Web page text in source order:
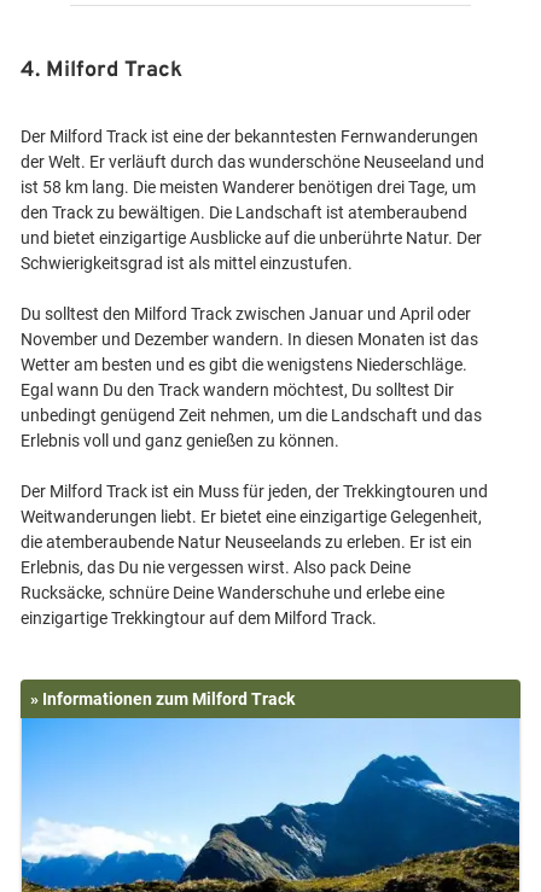
4. Milford Track
Der Milford Track ist eine der bekanntesten Fernwanderungen
der Welt. Er verläuft durch das wunderschöne Neuseeland und
ist 58 km lang. Die meisten Wanderer benötigen drei Tage, um
den Track zu bewältigen. Die Landschaft ist atemberaubend
und bietet einzigartige Ausblicke auf die unberührte Natur. Der
Schwierigkeitsgrad ist als mittel einzustufen.
Du solltest den Milford Track zwischen Januar und April oder
November und Dezember wandern. In diesen Monaten ist das
Wetter am besten und es gibt die wenigstens Niederschläge.
Egal wann Du den Track wandern möchtest, Du solltest Dir
unbedingt genügend Zeit nehmen, um die Landschaft und das
Erlebnis voll und ganz genießen zu können.
Der Milford Track ist ein Muss für jeden, der Trekkingtouren und
Weitwanderungen liebt. Er bietet eine einzigartige Gelegenheit,
die atemberaubende Natur Neuseelands zu erleben. Er ist ein
Erlebnis, das Du nie vergessen wirst. Also pack Deine
Rucksäcke, schnüre Deine Wanderschuhe und erlebe eine
» Informationen zum Milford Track